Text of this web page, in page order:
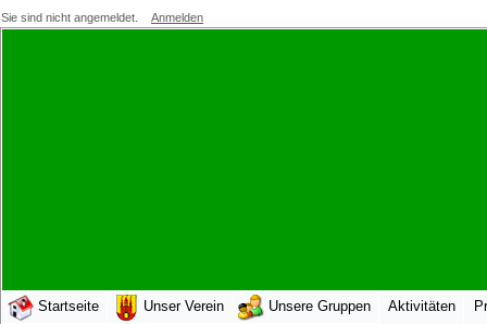
Sie sind nicht angemeldet. Anmelden
Startseite Unser Verein Unsere Gruppen Aktivitäten